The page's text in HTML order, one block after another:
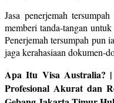
Jasa penerjemah
memberi tanda-tangan
Penerjemah tersumpah pun
jaga kerahasiaan dokumen-
Apa Itu Visa Australia? |
Profesional Akurat dan